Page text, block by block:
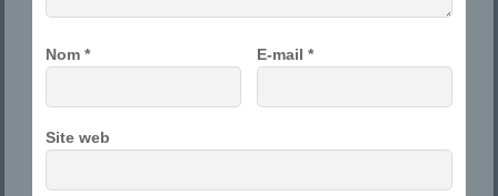
Nom* E-mail*
Site web